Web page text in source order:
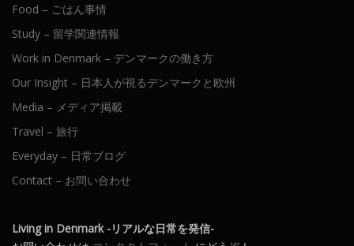
Food – ごはん事情
Study – 留学関連情報
Work in Denmark – デンマークの働き方
Our Insight – 日本人が視るデンマークと欧州
Media – メディア掲載
Travel – 旅行
Everyday – 日常ブログ
Contact – お問い合わせ
Living in Denmark -リアルな日常を発信-